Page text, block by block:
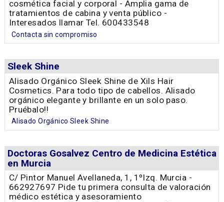
cosmética facial y corporal - Amplia gama de
tratamientos de cabina y venta público -
Interesados llamar Tel. 600433548
Contacta sin compromiso
Sleek Shine
Alisado Orgánico Sleek Shine de Xils Hair
Cosmetics. Para todo tipo de cabellos. Alisado
orgánico elegante y brillante en un solo paso.
Pruébalo!!
Alisado Orgánico Sleek Shine
Doctoras Gosalvez Centro de Medicina Estética
en Murcia
C/ Pintor Manuel Avellaneda, 1, 1ºIzq. Murcia -
662927697 Pide tu primera consulta de valoración
médico estética y asesoramiento